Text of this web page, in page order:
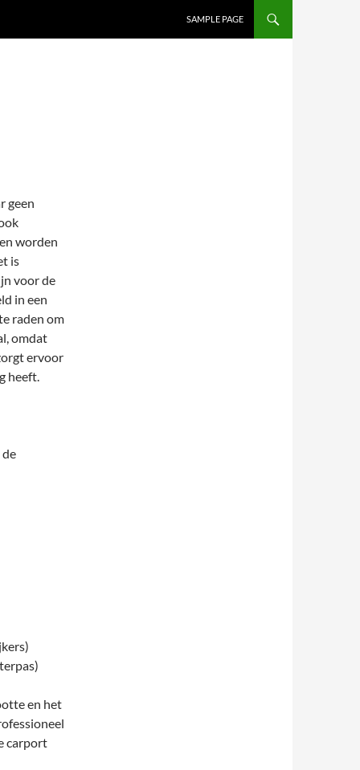
SAMPLE PAGE
geen
worden
is
voor de
in een
raden om
omdat
ervoor
heeft.
en het
carport